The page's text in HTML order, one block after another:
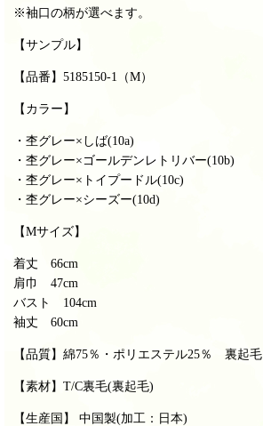
※袖口の柄が選べます。
【サンプル】
【品番】5185150-1（M）
【カラー】
・杢グレー×しば(10a)
・杢グレー×ゴールデンレトリバー(10b)
・杢グレー×トイプードル(10c)
・杢グレー×シーズー(10d)
【Mサイズ】
着丈 66cm
肩巾 47cm
バスト 104cm
袖丈 60cm
【品質】 綿75％・ポリエステル25％ 裏起毛
【素材】T/C裏毛(裏起毛)
【生産国】 中国製(加工：日本)